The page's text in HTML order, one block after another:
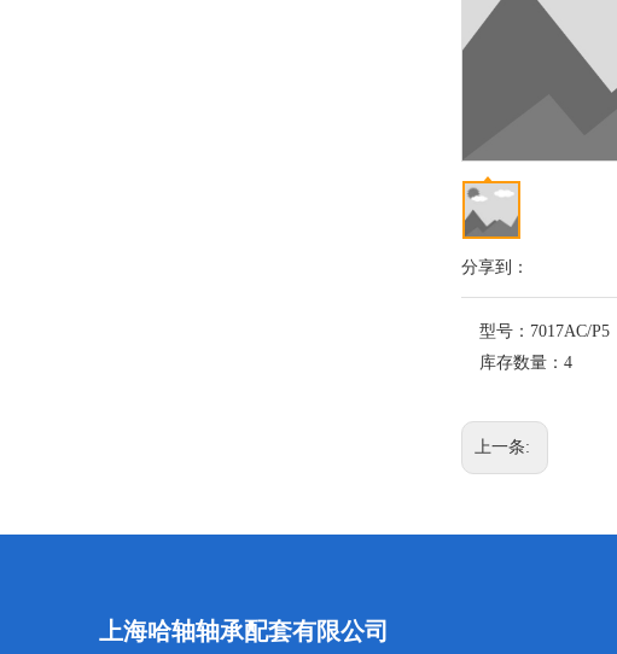
分享到：
型号： 7017AC/P5
库存数量： 4
上一条:
上海哈轴轴承配套有限公司